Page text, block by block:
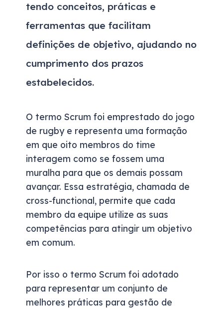
tendo conceitos, práticas e
ferramentas que facilitam
definições de objetivo, ajudando no
cumprimento dos prazos
estabelecidos.
O termo Scrum foi emprestado do jogo
de rugby e representa uma formação
em que oito membros do time
interagem como se fossem uma
muralha para que os demais possam
avançar. Essa estratégia, chamada de
cross-functional, permite que cada
membro da equipe utilize as suas
competências para atingir um objetivo
em comum.
Por isso o termo Scrum foi adotado
para representar um conjunto de
melhores práticas para gestão de